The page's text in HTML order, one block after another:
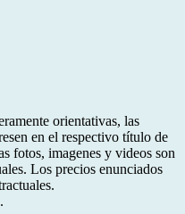
orientativas, las
en el respectivo título de
fotos, imagenes y videos son
Los precios enunciados